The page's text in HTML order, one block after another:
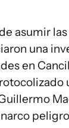
asumir
una
en